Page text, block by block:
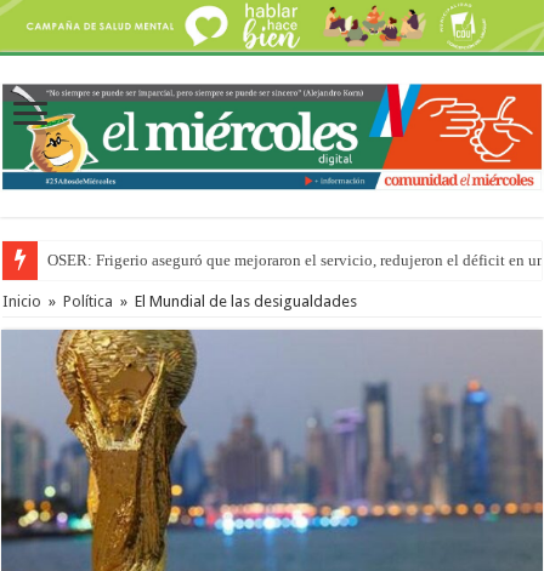
Por primera vez hicieron una cirugía de reconstrucción torácica en el
Inicio » Política » El Mundial de las desigualdades